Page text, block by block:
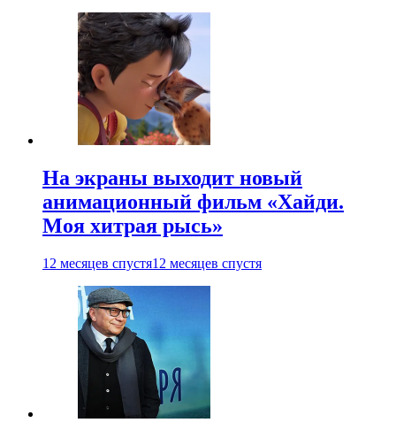
На экраны выходит новый
анимационный фильм «Хайди.
Моя хитрая рысь»
12 месяцев спустя12 месяцев спустя